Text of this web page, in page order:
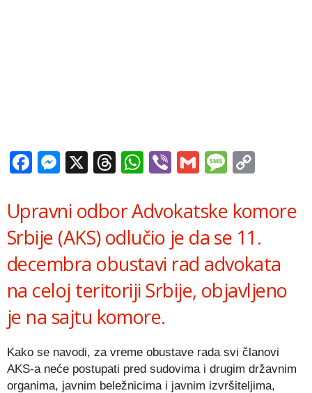
Facebook
Messenger
X Threads
WhatsApp
ViberGmail
Upravni odbor Advokatske komore
Srbije (AKS) odlučio je da se 11.
decembra obustavi rad advokata
na celoj teritoriji Srbije, objavljeno
je na sajtu komore.
Kako se navodi, za vreme obustave rada svi članovi
AKS-a neće postupati pred sudovima i drugim državnim
organima, javnim beležnicima i javnim izvršiteljima,